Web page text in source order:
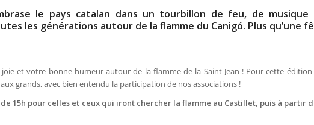
le pays catalan dans un tourbillon de feu, de
les générations autour de la flamme du Canigó. Plus qu’une
et votre bonne humeur autour de la flamme de la Saint-Jean ! Pour cette édition
grands, avec bien entendu la participation de nos associations !
15h pour celles et ceux qui iront chercher la flamme au Castillet, puis à partir